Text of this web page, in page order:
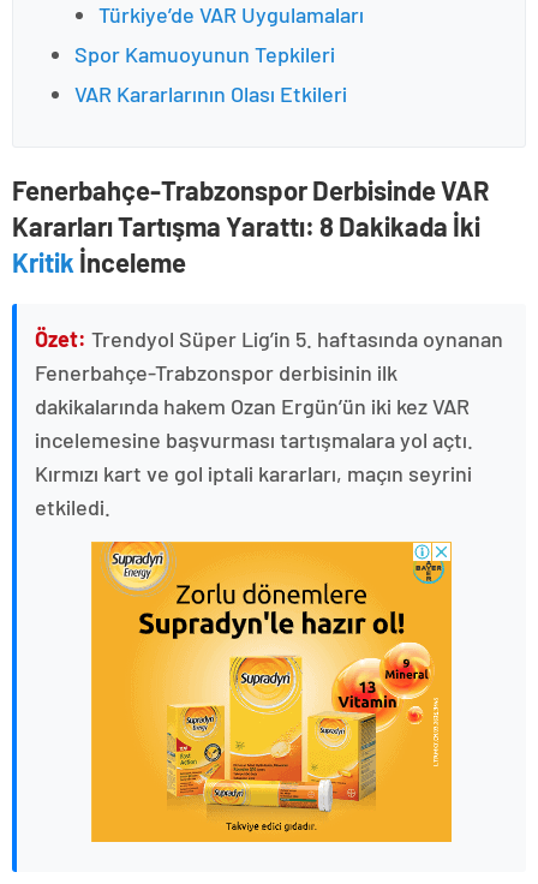
Türkiye’de VAR Uygulamaları
Spor Kamuoyunun Tepkileri
VAR Kararlarının Olası Etkileri
Fenerbahçe-Trabzonspor Derbisinde VAR
Kararları Tartışma Yarattı: 8 Dakikada İki
Kritik İnceleme
Özet: Trendyol Süper Lig’in 5. haftasında oynanan
Fenerbahçe-Trabzonspor derbisinin ilk
dakikalarında hakem Ozan Ergün’ün iki kez VAR
incelemesine başvurması tartışmalara yol açtı.
Kırmızı kart ve gol iptali kararları, maçın seyrini
etkiledi.